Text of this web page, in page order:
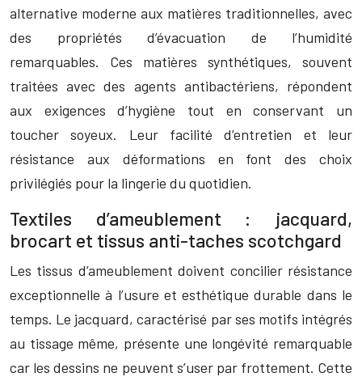
alternative moderne aux matières traditionnelles, avec
des propriétés d’évacuation de l’humidité
remarquables. Ces matières synthétiques, souvent
traitées avec des agents antibactériens, répondent
aux exigences d’hygiène tout en conservant un
toucher soyeux. Leur facilité d’entretien et leur
résistance aux déformations en font des choix
privilégiés pour la lingerie du quotidien.
Textiles d’ameublement : jacquard,
brocart et tissus anti-taches scotchgard
Les tissus d’ameublement doivent concilier résistance
exceptionnelle à l’usure et esthétique durable dans le
temps. Le jacquard, caractérisé par ses motifs intégrés
au tissage même, présente une longévité remarquable
car les dessins ne peuvent s’user par frottement. Cette